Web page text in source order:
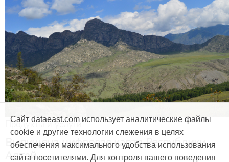
Продукты и услуги
Выпущена цифровая карта Республики
Алтай
Сайт dataeast.com использует аналитические файлы
cookie и другие технологии слежения в целях
обеспечения максимального удобства использования
сайта посетителями. Для контроля вашего поведения